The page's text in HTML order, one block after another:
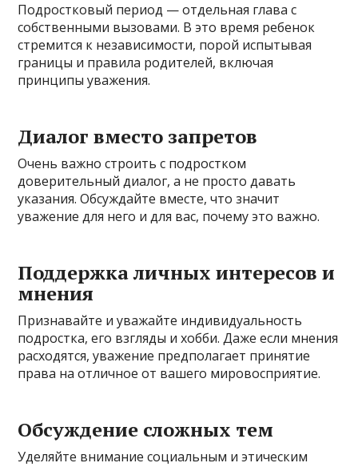
Подростковый период — отдельная глава с
собственными вызовами. В это время ребенок
стремится к независимости, порой испытывая
границы и правила родителей, включая
принципы уважения.
Диалог вместо запретов
Очень важно строить с подростком
доверительный диалог, а не просто давать
указания. Обсуждайте вместе, что значит
уважение для него и для вас, почему это важно.
Поддержка личных интересов и
мнения
Признавайте и уважайте индивидуальность
подростка, его взгляды и хобби. Даже если мнения
расходятся, уважение предполагает принятие
права на отличное от вашего мировосприятие.
Обсуждение сложных тем
Уделяйте внимание социальным и этическим